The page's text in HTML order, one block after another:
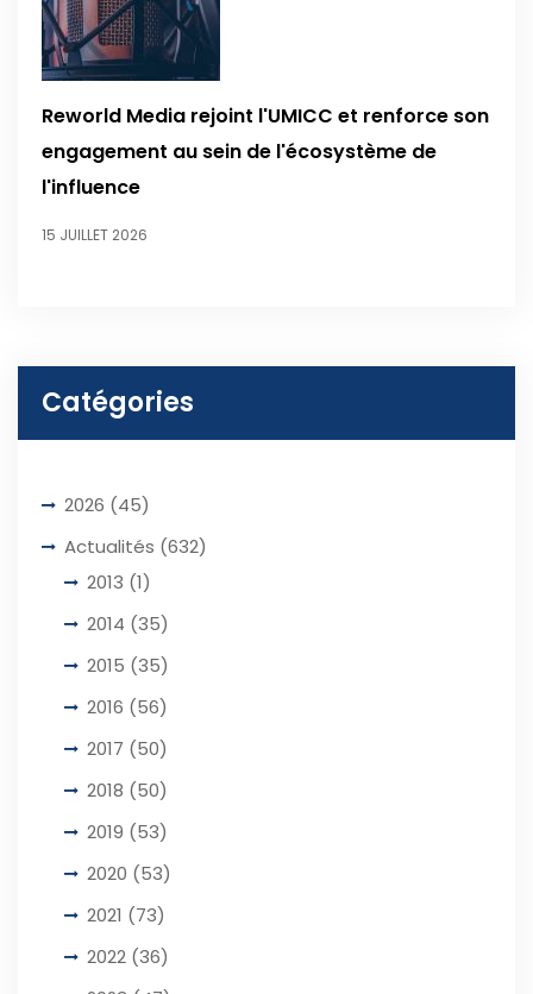
Reworld Media rejoint l'UMICC et renforce son
engagement au sein de l'écosystème de
l'influence
15 JUILLET 2026
Catégories
2026 (45)
Actualités (632)
2013 (1)
2014 (35)
2015 (35)
2016 (56)
2017 (50)
2018 (50)
2019 (53)
2020 (53)
2021 (73)
2022 (36)